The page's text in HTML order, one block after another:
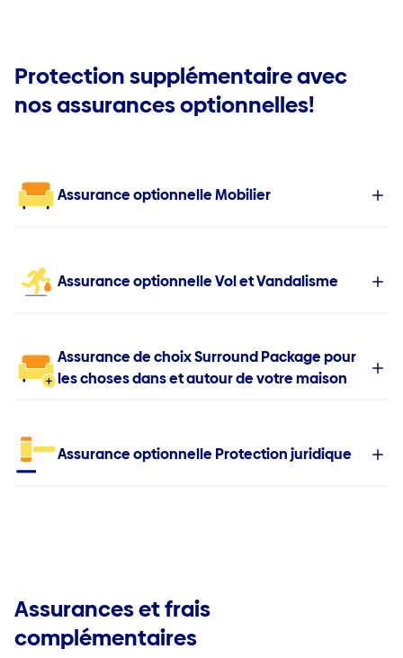
Protection supplémentaire avec
nos assurances optionnelles!
Assurance optionnelle Mobilier
Assurance optionnelle Vol et Vandalisme
Assurance de choix Surround Package pour
les choses dans et autour de votre maison
Assurance optionnelle Protection juridique
Assurances et frais
complémentaires